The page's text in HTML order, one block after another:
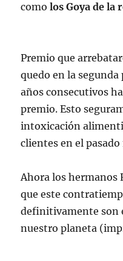
como los Goya de la
Premio que
quedo en la
años consecutivos
premio. Esto
intoxicación
clientes en el pasado
Ahora los hermanos
que este
definitivamente son
nuestro planeta